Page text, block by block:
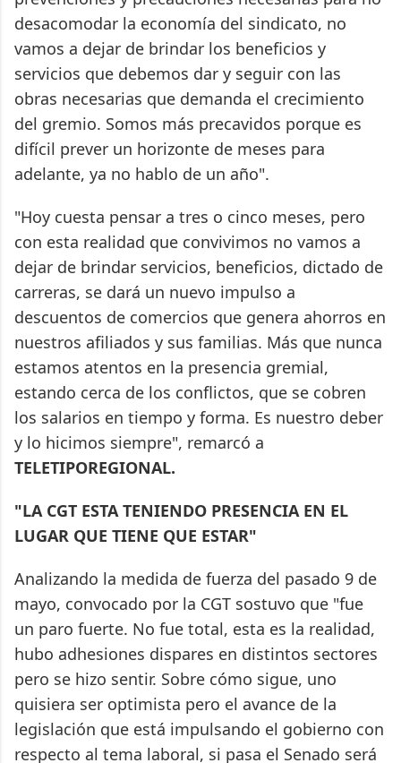
desacomodar la economía del sindicato, no
vamos a dejar de brindar los beneficios y
servicios que debemos dar y seguir con las
obras necesarias que demanda el crecimiento
del gremio. Somos más precavidos porque es
difícil prever un horizonte de meses para
adelante, ya no hablo de un año".
"Hoy cuesta pensar a tres o cinco meses, pero
con esta realidad que convivimos no vamos a
dejar de brindar servicios, beneficios, dictado de
carreras, se dará un nuevo impulso a
descuentos de comercios que genera ahorros en
nuestros afiliados y sus familias. Más que nunca
estamos atentos en la presencia gremial,
estando cerca de los conflictos, que se cobren
los salarios en tiempo y forma. Es nuestro deber
y lo hicimos siempre", remarcó a
TELETIPOREGIONAL.
"LA CGT ESTA TENIENDO PRESENCIA EN EL
LUGAR QUE TIENE QUE ESTAR"
Analizando la medida de fuerza del pasado 9 de
mayo, convocado por la CGT sostuvo que "fue
un paro fuerte. No fue total, esta es la realidad,
hubo adhesiones dispares en distintos sectores
pero se hizo sentir. Sobre cómo sigue, uno
quisiera ser optimista pero el avance de la
legislación que está impulsando el gobierno con
respecto al tema laboral, si pasa el Senado será